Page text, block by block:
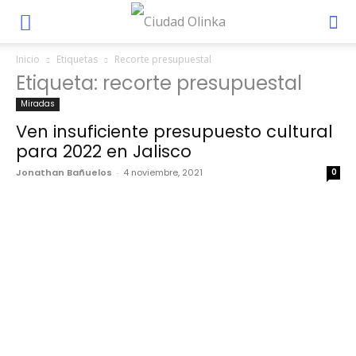
Inicio Etiquetas Recorte presupuestal
Etiqueta: recorte presupuestal
Miradas
Ven insuficiente presupuesto cultural
para 2022 en Jalisco
Jonathan Bañuelos - 4 noviembre, 2021 0